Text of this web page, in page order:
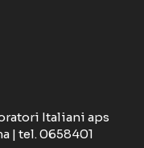
Italiani aps
| tel. 0658401